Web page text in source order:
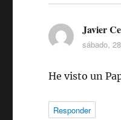
Javier
sábado,
He visto un
Responder